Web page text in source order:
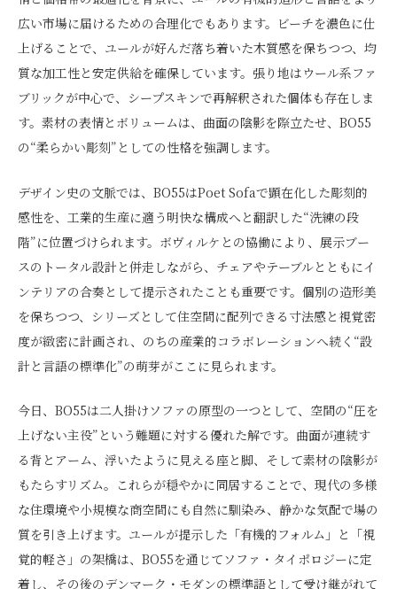
広い市場に届けるための合理化でもあります。ビーチを濃色に仕
上げることで、ユールが好んだ落ち着いた木質感を保ちつつ、均
質な加工性と安定供給を確保しています。張り地はウール系ファ
ブリックが中心で、シープスキンで再解釈された個体も存在しま
す。素材の表情とボリュームは、曲面の陰影を際立たせ、BO55
の“柔らかい彫刻”としての性格を強調します。
デザイン史の文脈では、BO55はPoet Sofaで顕在化した彫刻的
感性を、工業的生産に適う明快な構成へと翻訳した“洗練の段
階”に位置づけられます。ボヴィルケとの協働により、展示ブー
スのトータル設計と併走しながら、チェアやテーブルとともにイ
ンテリアの合奏として提示されたことも重要です。個別の造形美
を保ちつつ、シリーズとして住空間に配列できる寸法感と視覚密
度が緻密に計画され、のちの産業的コラボレーションへ続く“設
計と言語の標準化”の萌芽がここに見られます。
今日、BO55は二人掛けソファの原型の一つとして、空間の“圧を
上げない主役”という難題に対する優れた解です。曲面が連続す
る背とアーム、浮いたように見える座と脚、そして素材の陰影が
もたらすリズム。これらが穏やかに同居することで、現代の多様
な住環境や小規模な商空間にも自然に馴染み、静かな気配で場の
質を引き上げます。ユールが提示した「有機的フォルム」と「視
覚的軽さ」の架橋は、BO55を通じてソファ・タイポロジーに定
着し、その後のデンマーク・モダンの標準語として受け継がれて